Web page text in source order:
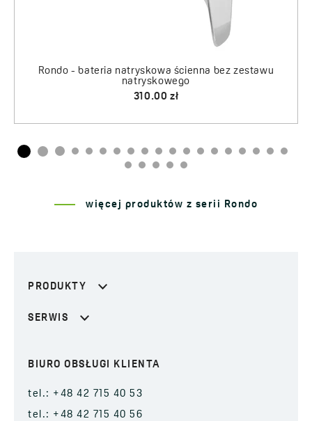
więcej produktów z serii Rondo
PRODUKTY
SERWIS
BIURO OBSŁUGI KLIENTA
tel.: +48 42 715 40 53
tel.: +48 42 715 40 56